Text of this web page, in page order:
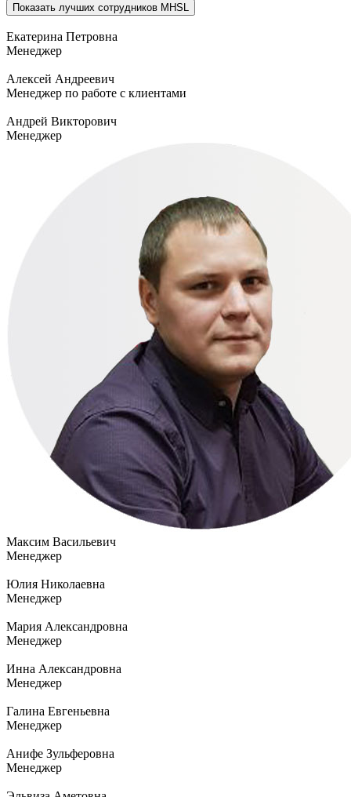
Показать лучших сотрудников MHSL
Екатерина Петровна
Менеджер
Алексей Андреевич
Менеджер по работе с клиентами
Андрей Викторович
Менеджер
Максим Васильевич
Менеджер
Юлия Николаевна
Менеджер
Мария Александровна
Менеджер
Инна Александровна
Менеджер
Галина Евгеньевна
Менеджер
Анифе Зульферовна
Менеджер